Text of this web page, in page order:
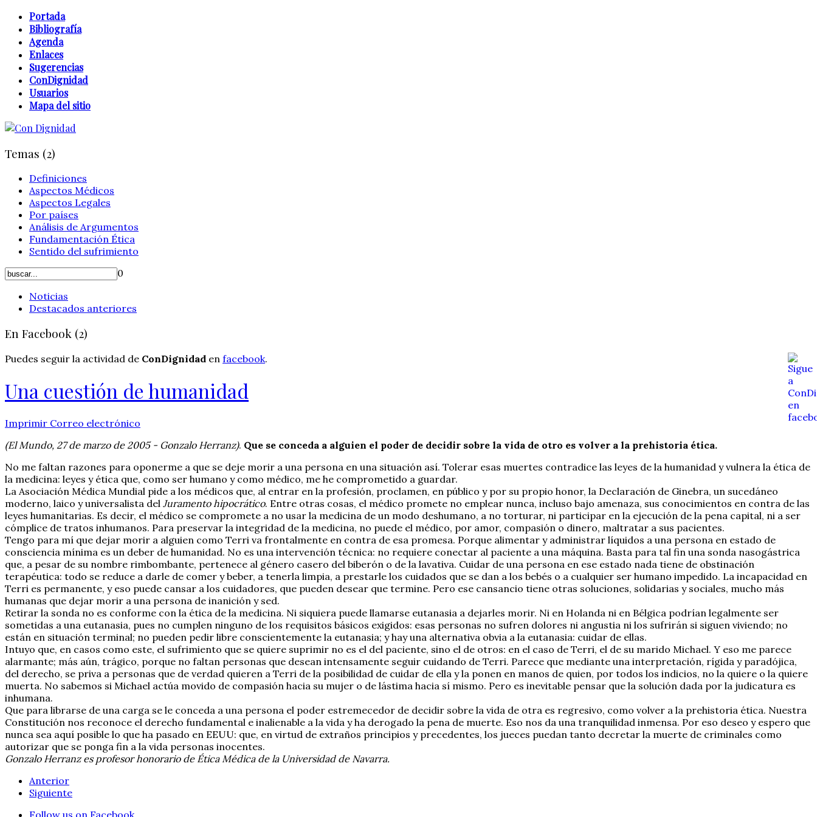
Portada
Bibliografía
Agenda
Enlaces
Sugerencias
ConDignidad
Usuarios
Mapa del sitio
Temas (2)
Definiciones
Aspectos Médicos
Aspectos Legales
Por países
Análisis de Argumentos
Fundamentación Ética
Sentido del sufrimiento
0
Noticias
Destacados anteriores
En Facebook (2)
Puedes seguir la actividad de ConDignidad en facebook.
Una cuestión de humanidad
Imprimir Correo electrónico
(El Mundo, 27 de marzo de 2005 - Gonzalo Herranz). Que se conceda a alguien el poder de decidir sobre la vida de otro es volver a la prehistoria ética.
No me faltan razones para oponerme a que se deje morir a una persona en una situación así. Tolerar esas muertes contradice las leyes de la humanidad y vulnera la ética de
la medicina: leyes y ética que, como ser humano y como médico, me he comprometido a guardar.
La Asociación Médica Mundial pide a los médicos que, al entrar en la profesión, proclamen, en público y por su propio honor, la Declaración de Ginebra, un sucedáneo
moderno, laico y universalista del Juramento hipocrático. Entre otras cosas, el médico promete no emplear nunca, incluso bajo amenaza, sus conocimientos en contra de las
leyes humanitarias. Es decir, el médico se compromete a no usar la medicina de un modo deshumano, a no torturar, ni participar en la ejecución de la pena capital, ni a ser
cómplice de tratos inhumanos. Para preservar la integridad de la medicina, no puede el médico, por amor, compasión o dinero, maltratar a sus pacientes.
Tengo para mí que dejar morir a alguien como Terri va frontalmente en contra de esa promesa. Porque alimentar y administrar líquidos a una persona en estado de
consciencia mínima es un deber de humanidad. No es una intervención técnica: no requiere conectar al paciente a una máquina. Basta para tal fin una sonda nasogástrica
que, a pesar de su nombre rimbombante, pertenece al género casero del biberón o de la lavativa. Cuidar de una persona en ese estado nada tiene de obstinación
terapéutica: todo se reduce a darle de comer y beber, a tenerla limpia, a prestarle los cuidados que se dan a los bebés o a cualquier ser humano impedido. La incapacidad en
Terri es permanente, y eso puede cansar a los cuidadores, que pueden desear que termine. Pero ese cansancio tiene otras soluciones, solidarias y sociales, mucho más
humanas que dejar morir a una persona de inanición y sed.
Retirar la sonda no es conforme con la ética de la medicina. Ni siquiera puede llamarse eutanasia a dejarles morir. Ni en Holanda ni en Bélgica podrían legalmente ser
sometidas a una eutanasia, pues no cumplen ninguno de los requisitos básicos exigidos: esas personas no sufren dolores ni angustia ni los sufrirán si siguen viviendo; no
están en situación terminal; no pueden pedir libre conscientemente la eutanasia; y hay una alternativa obvia a la eutanasia: cuidar de ellas.
Intuyo que, en casos como este, el sufrimiento que se quiere suprimir no es el del paciente, sino el de otros: en el caso de Terri, el de su marido Michael. Y eso me parece
alarmante; más aún, trágico, porque no faltan personas que desean intensamente seguir cuidando de Terri. Parece que mediante una interpretación, rígida y paradójica,
del derecho, se priva a personas que de verdad quieren a Terri de la posibilidad de cuidar de ella y la ponen en manos de quien, por todos los indicios, no la quiere o la quiere
muerta. No sabemos si Michael actúa movido de compasión hacia su mujer o de lástima hacia sí mismo. Pero es inevitable pensar que la solución dada por la judicatura es
inhumana.
Que para librarse de una carga se le conceda a una persona el poder estremecedor de decidir sobre la vida de otra es regresivo, como volver a la prehistoria ética. Nuestra
Constitución nos reconoce el derecho fundamental e inalienable a la vida y ha derogado la pena de muerte. Eso nos da una tranquilidad inmensa. Por eso deseo y espero que
nunca sea aquí posible lo que ha pasado en EEUU: que, en virtud de extraños principios y precedentes, los jueces puedan tanto decretar la muerte de criminales como
autorizar que se ponga fin a la vida personas inocentes.
Gonzalo Herranz es profesor honorario de Ética Médica de la Universidad de Navarra.
Anterior
Siguiente
Follow us on Facebook